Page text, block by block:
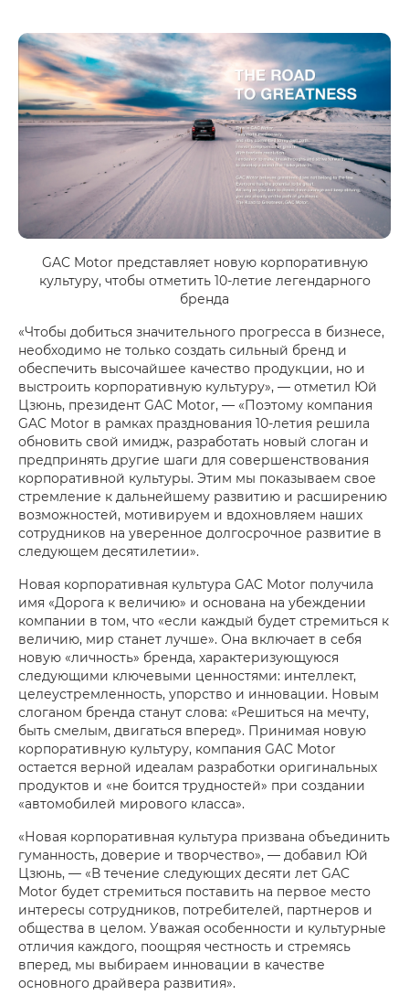
GAC Motor представляет новую корпоративную
культуру, чтобы отметить 10-летие легендарного
бренда
«Чтобы добиться значительного прогресса в бизнесе,
необходимо не только создать сильный бренд и
обеспечить высочайшее качество продукции, но и
выстроить корпоративную культуру», — отметил Юй
Цзюнь, президент GAC Motor, — «Поэтому компания
GAC Motor в рамках празднования 10-летия решила
обновить свой имидж, разработать новый слоган и
предпринять другие шаги для совершенствования
корпоративной культуры. Этим мы показываем свое
стремление к дальнейшему развитию и расширению
возможностей, мотивируем и вдохновляем наших
сотрудников на уверенное долгосрочное развитие в
следующем десятилетии».
Новая корпоративная культура GAC Motor получила
имя «Дорога к величию» и основана на убеждении
компании в том, что «если каждый будет стремиться к
величию, мир станет лучше». Она включает в себя
новую «личность» бренда, характеризующуюся
следующими ключевыми ценностями: интеллект,
целеустремленность, упорство и инновации. Новым
слоганом бренда станут слова: «Решиться на мечту,
быть смелым, двигаться вперед». Принимая новую
корпоративную культуру, компания GAC Motor
остается верной идеалам разработки оригинальных
продуктов и «не боится трудностей» при создании
«автомобилей мирового класса».
«Новая корпоративная культура призвана объединить
гуманность, доверие и творчество», — добавил Юй
Цзюнь, — «В течение следующих десяти лет GAC
Motor будет стремиться поставить на первое место
интересы сотрудников, потребителей, партнеров и
общества в целом. Уважая особенности и культурные
отличия каждого, поощряя честность и стремясь
вперед, мы выбираем инновации в качестве
основного драйвера развития».